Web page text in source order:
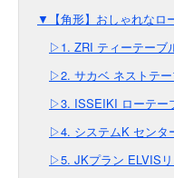
▼【角形】おしゃれなロ
▷1. ZRI ティーテーブ
▷2. サカベ ネストテ
▷3. ISSEIKI ローテー
▷4. システムK センタ
▷5. JKプラン ELVIS